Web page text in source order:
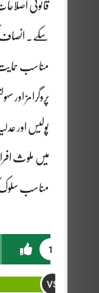
قانونی
سکے۔ انصاف
مناسب
پروگرامز اور
پولیس اور
میں ملوث
مناسب سلوک
1
VS